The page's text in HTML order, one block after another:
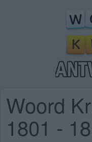
Woord
1801 -